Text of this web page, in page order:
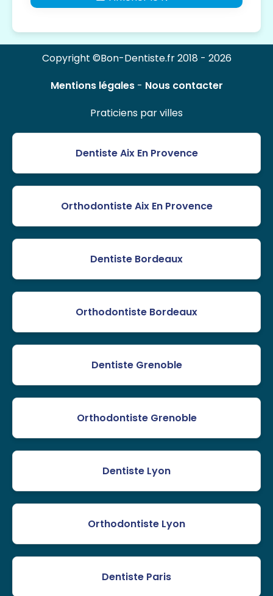
Copyright ©Bon-Dentiste.fr 2018 - 2026
Mentions légales- Nous contacter
Praticiens par villes
Dentiste Aix En Provence
Orthodontiste Aix En Provence
Dentiste Bordeaux
Orthodontiste Bordeaux
Dentiste Grenoble
Orthodontiste Grenoble
Dentiste Lyon
Orthodontiste Lyon
Dentiste Paris